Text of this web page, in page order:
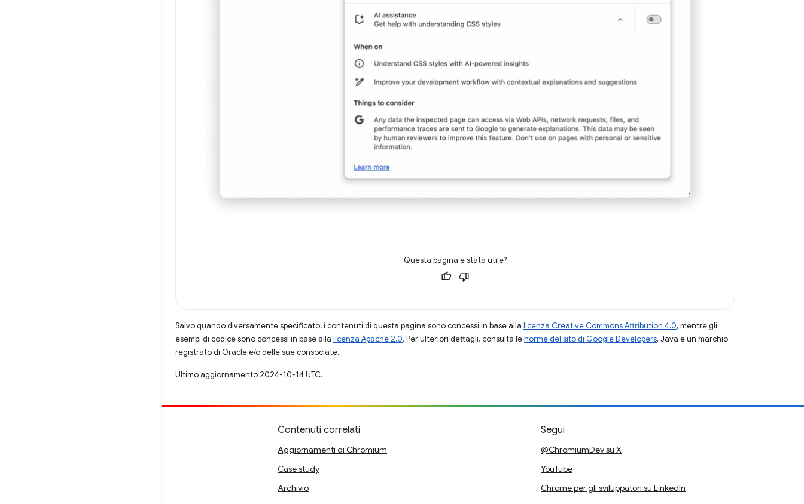
Questa pagina è stata utile?
Salvo quando diversamente specificato, i contenuti di questa pagina sono concessi in base alla licenza Creative Commons Attribution 4.0, mentre gli
esempi di codice sono concessi in base alla licenza Apache 2.0. Per ulteriori dettagli, consulta lenorme del sito di Google Developers. Java è un marchio
registrato di Oracle e/o delle sue consociate.
Ultimo aggiornamento 2024-10-14 UTC.
Contenuti correlati
Aggiornamenti di Chromium
Case study
Archivio
Segui
@ChromiumDev su X
YouTube
Chrome per gli sviluppatori su LinkedIn